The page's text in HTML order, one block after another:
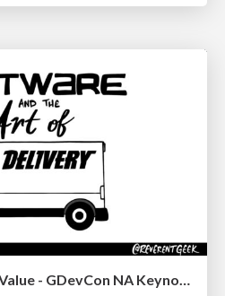
The Art of Delivering Value - GDevCon NA Keynote